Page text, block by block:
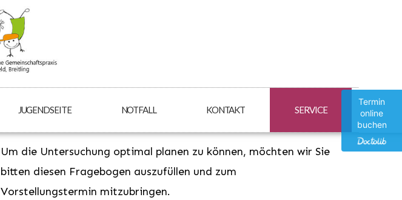
JUGENDSEITE NOTFALL KONTAKT SERVICE
Termin
online
buchen
Um die Untersuchung optimal planen zu können, möchten wir Sie
bitten diesen Fragebogen auszufüllen und zum
Vorstellungstermin mitzubringen.